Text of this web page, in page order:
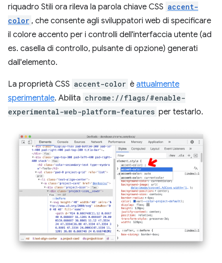
riquadro Stili ora rileva la parola chiave CSS accent-
color , che consente agli sviluppatori web di specificare
il colore accento per i controlli dell'interfaccia utente (ad
es. casella di controllo, pulsante di opzione) generati
dall'elemento.
La proprietà CSS accent-color è attualmente
sperimentale. Abilita chrome://flags/#enable-
experimental-web-platform-features per testarlo.